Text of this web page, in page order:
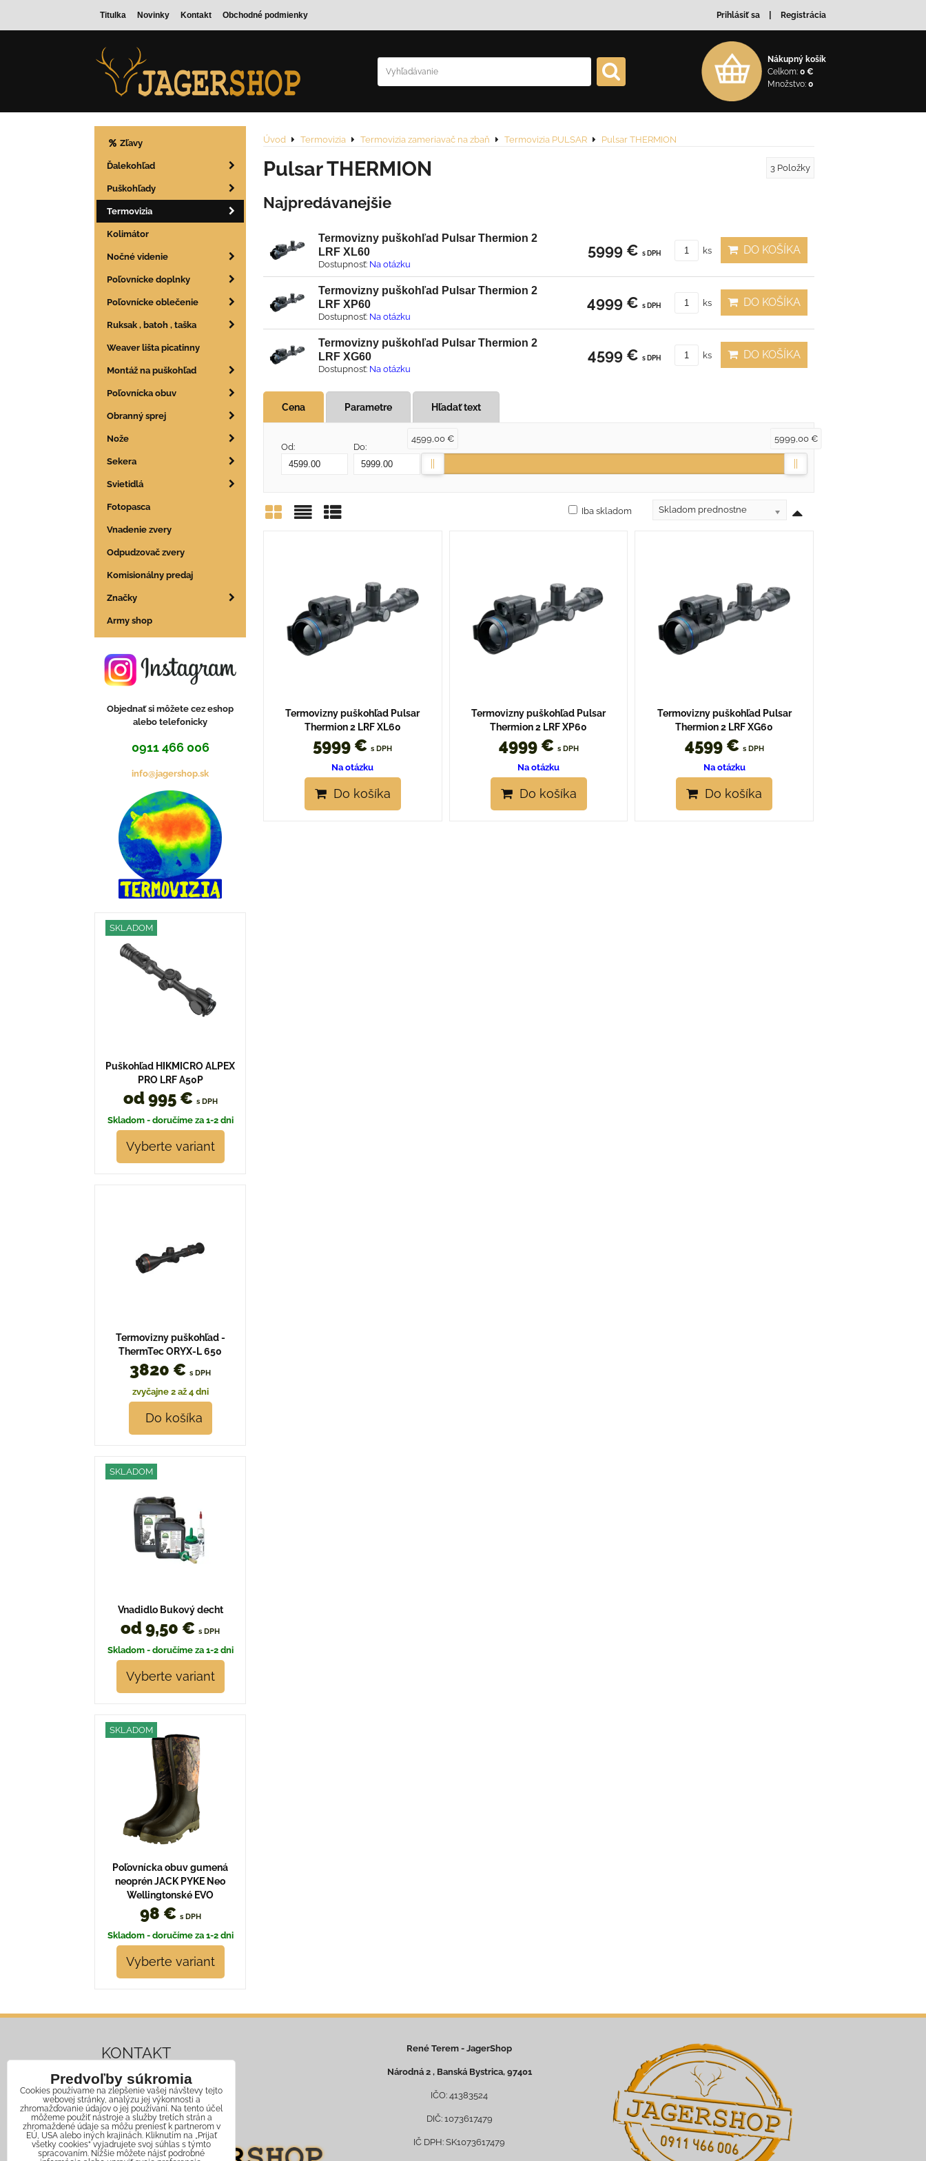
Titulka Novinky Kontakt Obchodné podmienky Prihlásiť sa Registrácia
Nákupný košík
Celkom: 0 €
Množstvo: 0
Úvod Termovizia Termovizia zameriavač na zbaň Termovizia PULSAR Pulsar THERMION
Pulsar THERMION 3 Položky
Najpredávanejšie
Termovizny puškohľad Pulsar Thermion 2
LRF XL60
Dostupnosť: Na otázku
5999 € s DPH ks DO KOŠÍKA
Termovizny puškohľad Pulsar Thermion 2
LRF XP60
Dostupnosť: Na otázku
4999 € s DPH ks DO KOŠÍKA
Termovizny puškohľad Pulsar Thermion 2
LRF XG60
Dostupnosť: Na otázku
4599 € s DPH ks DO KOŠÍKA
Cena Parametre Hľadať text
Od: Do:
4599,00 € 5999,00 €
Skladom prednostne
Iba skladom
Termovizny puškohľad Pulsar
Thermion 2 LRF XL60
5999 €s DPH
Na otázku
Do košíka
Termovizny puškohľad Pulsar
Thermion 2 LRF XP60
4999 € s DPH
Na otázku
Do košíka
Termovizny puškohľad Pulsar
Thermion 2 LRF XG60
4599 € s DPH
Na otázku
Do košíka
Zľavy
Ďalekohľad
Puškohľady
Termovizia
Kolimátor
Nočné videnie
Poľovnícke doplnky
Poľovnícke oblečenie
Ruksak , batoh , taška
Weaver lišta picatinny
Montáž na puškohľad
Poľovnícka obuv
Obranný sprej
Nože
Sekera
Svietidlá
Fotopasca
Vnadenie zvery
Odpudzovač zvery
Komisionálny predaj
Značky
Army shop
Objednať si môžete cez eshop
alebo telefonicky
0911 466 006
info@jagershop.sk
SKLADOM
Puškohľad HIKMICRO ALPEX
PRO LRF A50P
od 995 € s DPH
Skladom - doručíme za 1-2 dni
Vyberte variant
Termovizny puškohľad -
ThermTec ORYX-L 650
3820 € s DPH
zvyčajne 2 až 4 dni
Do košíka
SKLADOM
Vnadidlo Bukový decht
od 9,50 € s DPH
Skladom - doručíme za 1-2 dni
Vyberte variant
SKLADOM
Poľovnícka obuv gumená
neoprén JACK PYKE Neo
Wellingtonské EVO
98 € s DPH
Skladom - doručíme za 1-2 dni
Vyberte variant
KONTAKT
Mobil: +421 911 466 006
Email: info@jagershop.sk
René Terem - JagerShop
Národná 2 , Banská Bystrica, 97401
IČO: 41383524
DIČ: 1073617479
IČ DPH: SK1073617479
Predvoľby súkromia
Cookies používame na zlepšenie vašej návštevy tejto
webovej stránky, analýzu jej výkonnosti a
zhromažďovanie údajov o jej používaní. Na tento účel
môžeme použiť nástroje a služby tretích strán a
zhromaždené údaje sa môžu preniesť k partnerom v
EÚ, USA alebo iných krajinách. Kliknutím na „Prijať
všetky cookies“ vyjadrujete svoj súhlas s týmto
spracovaním. Nižšie môžete nájsť podrobné